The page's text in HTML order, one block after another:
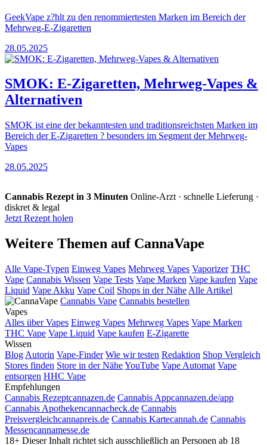
GeekVape z?hlt zu den renommiertesten Marken im Bereich der
Mehrweg-E-Zigaretten
28.05.2025
SMOK: E-Zigaretten, Mehrweg-Vapes &
Alternativen
SMOK ist eine der bekanntesten und traditionsreichsten Marken im
Bereich der E-Zigaretten ? besonders im Segment der Mehrweg-
Vapes
28.05.2025
Cannabis Rezept in 3 Minuten Online-Arzt · schnelle Lieferung ·
diskret & legal
Jetzt Rezept holen
Weitere Themen auf CannaVape
Alle Vape-Typen Einweg Vapes Mehrweg Vapes Vaporizer THC
Vape Cannabis Wissen Vape Tests Vape Marken Vape kaufen Vape
Liquid Vape Akku Vape Coil Shops in der Nähe Alle Artikel
Cannabis Vape Cannabis bestellen
Vapes
Alles über Vapes Einweg Vapes Mehrweg Vapes Vape Marken
THC Vape Vape Liquid Vape kaufen E-Zigarette
Wissen
Blog Autorin Vape-Finder Wie wir testen Redaktion Shop Vergleich
Stores finden Store in der NäheYouTube Vape Automat Vape
entsorgen HHC Vape
Empfehlungen
Cannabis Rezeptcannazen.de Cannabis Appcannazen.de/app
Cannabis Apothekencannacheck.de Cannabis
Preisvergleichcannapreis.de Cannabis Kartecannah.de Cannabis
Messencannamesse.de
18+ Dieser Inhalt richtet sich ausschließlich an Personen ab 18